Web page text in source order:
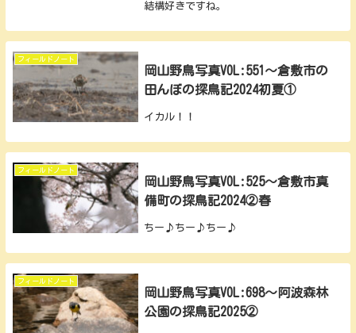
結構好きですね。
フィールドノート
岡山野鳥写真VOL:551～倉敷市の
田んぼの探鳥記2024初夏①
イカル！！
フィールドノート
岡山野鳥写真VOL:525～倉敷市真
備町の探鳥記2024②春
ちー♪ちー♪ちー♪
フィールドノート
岡山野鳥写真VOL:698～阿波森林
公園の探鳥記2025②